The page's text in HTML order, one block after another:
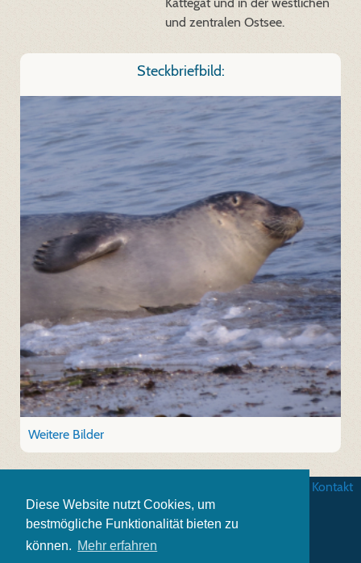
Diese Website nutzt Cookies, um
bestmögliche Funktionalität bieten zu
können. Mehr erfahren
und zentralen Ostsee.
Steckbriefbild:
Weitere Bilder
Kontakt